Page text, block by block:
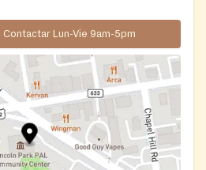
Lun-Vie 9am-5pm